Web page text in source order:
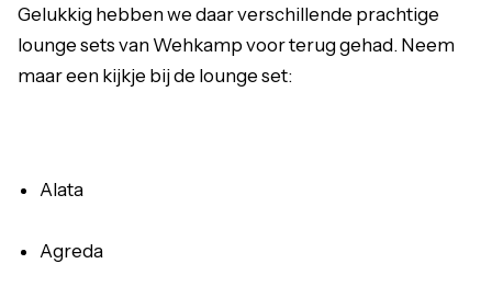
Gelukkig hebben we daar verschillende prachtige
lounge sets van Wehkamp voor terug gehad. Neem
maar een kijkje bij de lounge set:
Alata
Agreda